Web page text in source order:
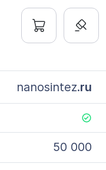
nanosintez.ru
50 000